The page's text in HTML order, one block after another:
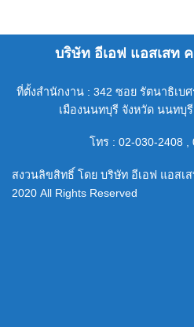
บริษัท อีเอฟ แอสเสท
ที่ตั้งสำนักงาน : 342 ซอย รัตนาธิเบ
เมืองนนทบุรี จังหวัด นนทบุ
โทร : 02-030-2408 ,
สงวนลิขสิทธิ์ โดย บริษัท อีเอฟ แอสเ
2020 All Rights Reserved